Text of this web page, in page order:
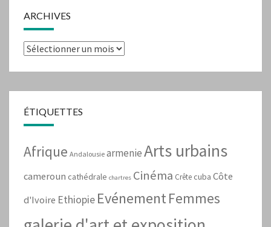
ARCHIVES
Archives
ÉTIQUETTES
Afrique Andalousie armenieArts urbains
cameroun cathédrale chartres Cinéma Crêtecuba Côte
d'Ivoire Ethiopie EvénementFemmes